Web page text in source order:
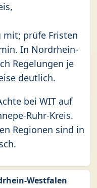
mit; prüfe Fristen
In Nordrhein-
Regelungen je
deutlich.
bei WIT auf
Ruhr-Kreis.
Regionen sind in
Westfalen